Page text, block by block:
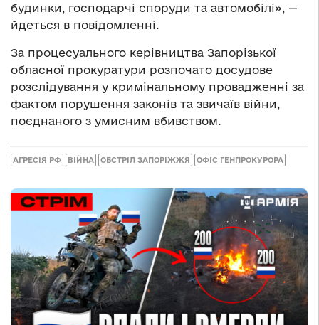
будинки, господарчі споруди та автомобілі», —
йдеться в повідомленні.
За процесуального керівництва Запорізької
обласної прокуратури розпочато досудове
розслідування у кримінальному провадженні за
фактом порушення законів та звичаїв війни,
поєднаного з умисним вбивством.
АГРЕСІЯ РФ ВІЙНА ОБСТРІЛ ЗАПОРІЖЖЯ ОФІС ГЕНПРОКУРОРА